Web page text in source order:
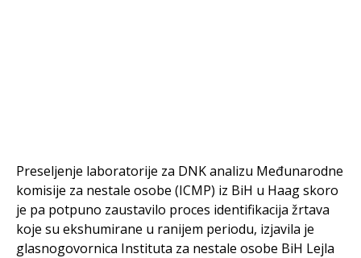
Preseljenje laboratorije za DNK analizu Međunarodne
komisije za nestale osobe (ICMP) iz BiH u Haag skoro
je pa potpuno zaustavilo proces identifikacija žrtava
koje su ekshumirane u ranijem periodu, izjavila je
glasnogovornica Instituta za nestale osobe BiH Lejla